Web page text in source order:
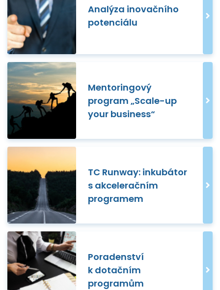
Analýza inovačního
potenciálu
Mentoringový
program „Scale-up
your business“
TC Runway: inkubátor
s akceleračním
programem
Poradenství
k dotačním
programům